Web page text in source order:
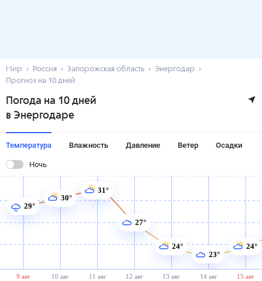
Мир Россия Запорожская область
Энергодар
Прогноз на 10 дней
Погода на 10 дней
в Энергодаре
Температура Влажность Давление Ветер Осадки
Ночь
9 авг 10 авг 11 авг 12 авг 13 авг 14 авг 15 авг
29°
30°
31°
27°
24°
23°
24°